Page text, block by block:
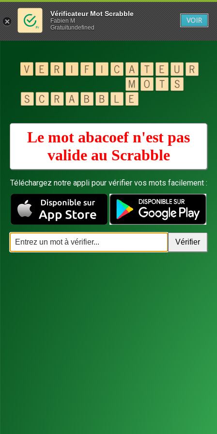
Le mot abacoef n'est pas
valide au Scrabble
Téléchargez notre appli pour vérifier vos mots facilement :
Vérificateur Mot Scrabble
Fabien M
Gratuitundefined
VOIR